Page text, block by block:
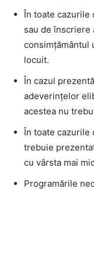
În toate cazurile
sau de
consimțământul
locuit.
În cazul
adeverințelor
acestea nu
În toate cazurile
trebuie
cu vârsta mai
Programările